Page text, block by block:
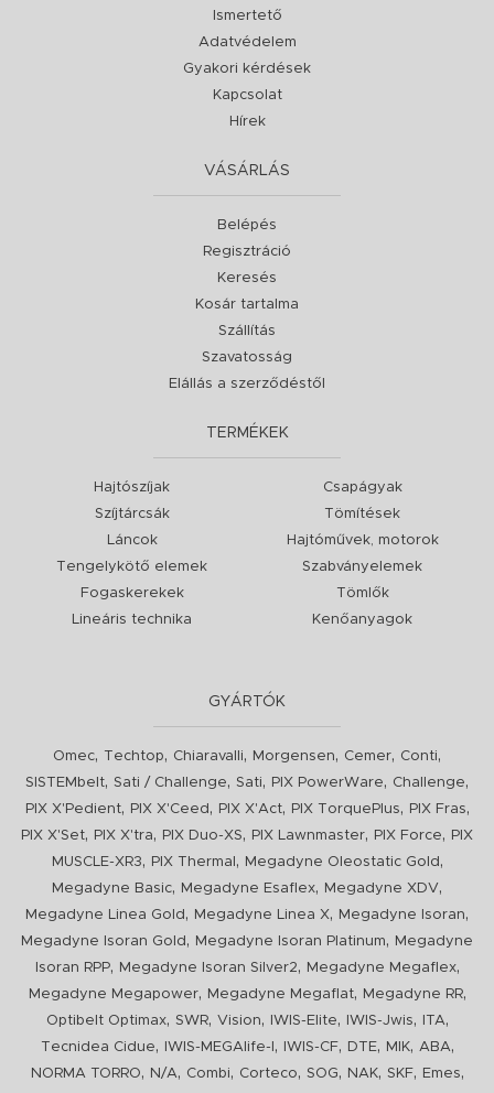
Ismertető
Adatvédelem
Gyakori kérdések
Kapcsolat
Hírek
VÁSÁRLÁS
Belépés
Regisztráció
Keresés
Kosár tartalma
Szállítás
Szavatosság
Elállás a szerződéstől
TERMÉKEK
Hajtószíjak
Szíjtárcsák
Láncok
Tengelykötő elemek
Fogaskerekek
Lineáris technika
Csapágyak
Tömítések
Hajtóművek, motorok
Szabványelemek
Tömlők
Kenőanyagok
GYÁRTÓK
Omec, Techtop, Chiaravalli, Morgensen, Cemer, Conti,
SISTEMbelt, Sati / Challenge, Sati, PIX PowerWare, Challenge,
PIX X'Pedient, PIX X'Ceed , PIX X'Act, PIX TorquePlus, PIX Fras,
PIX X'Set, PIX X'tra, PIX Duo-XS, PIX Lawnmaster, PIX Force,
PIX
MUSCLE-XR3, PIX Thermal , Megadyne Oleostatic Gold ,
Megadyne Basic, Megadyne Esaflex, Megadyne XDV,
Megadyne Linea Gold , Megadyne Linea X, Megadyne Isoran,
Megadyne Isoran Gold , Megadyne Isoran Platinum,
Megadyne
Isoran RPP, Megadyne Isoran Silver2, Megadyne Megaflex,
Megadyne Megapower, Megadyne Megaflat, Megadyne RR,
Optibelt Optimax, SWR, Vision, IWIS-Elite, IWIS-Jwis, ITA,
Tecnidea Cidue, IWIS-MEGAlife-I , IWIS-CF, DTE, MIK, ABA,
NORMA TORRO, N/A, Combi, Corteco, SOG, NAK, SKF, Emes,